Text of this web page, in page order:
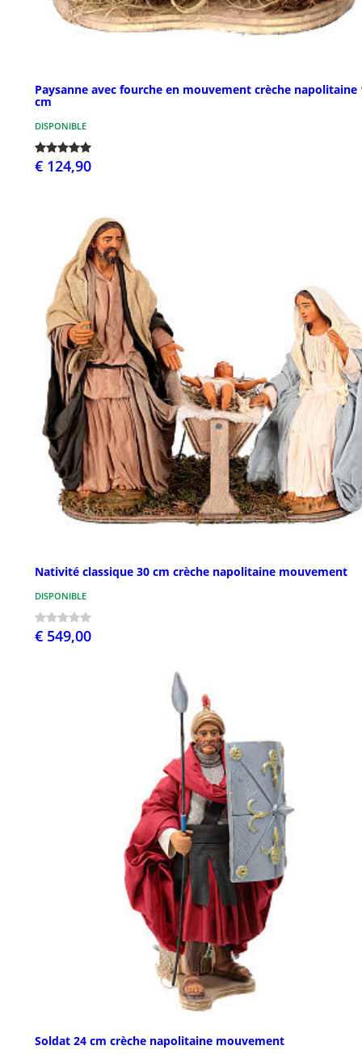
Paysanne avec fourche en mouvement crèche napolitaine
cm
DISPONIBLE
€ 124,90
Nativité classique 30 cm crèche napolitaine mouvement
DISPONIBLE
€ 549,00
Soldat 24 cm crèche napolitaine mouvement